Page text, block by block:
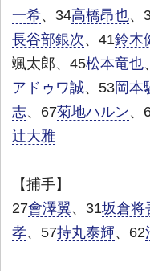
一希、34高橋昂也、
長谷部銀次 、41鈴木
颯太郎、45松本竜也
アドゥワ誠、53岡本
志、67菊地ハルン、
辻大雅
【捕手】
27會澤翼、31坂倉将
孝、57持丸泰輝、62